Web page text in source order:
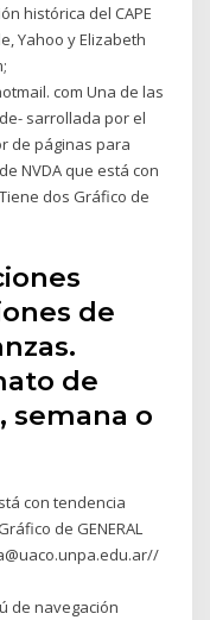
histórica del CAPE
Yahoo y Elizabeth
com Una de las
sarrollada por el
de páginas para
NVDA que está con
Tiene dos Gráfico de
de
de
semana o
con tendencia
de GENERAL
de navegación